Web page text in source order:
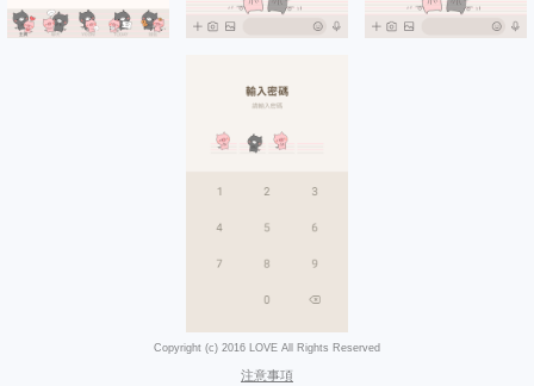
Copyright (c) 2016 LOVE All Rights Reserved
注意事項